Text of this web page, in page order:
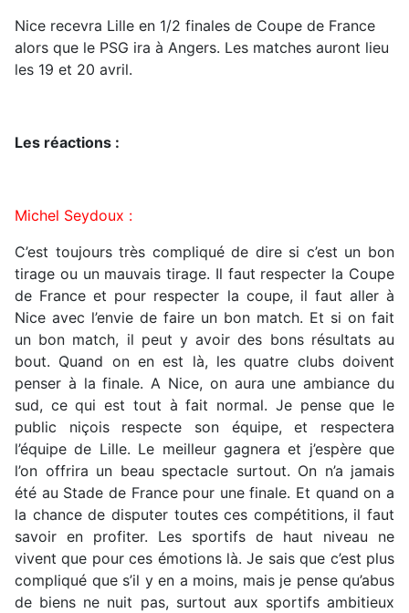
Nice recevra Lille en 1/2 finales de Coupe de France
alors que le PSG ira à Angers. Les matches auront lieu
les 19 et 20 avril.
Les réactions :
Michel Seydoux :
C’est toujours très compliqué de dire si c’est un bon
tirage ou un mauvais tirage. Il faut respecter la Coupe
de France et pour respecter la coupe, il faut aller à
Nice avec l’envie de faire un bon match. Et si on fait
un bon match, il peut y avoir des bons résultats au
bout. Quand on en est là, les quatre clubs doivent
penser à la finale. A Nice, on aura une ambiance du
sud, ce qui est tout à fait normal. Je pense que le
public niçois respecte son équipe, et respectera
l’équipe de Lille. Le meilleur gagnera et j’espère que
l’on offrira un beau spectacle surtout. On n’a jamais
été au Stade de France pour une finale. Et quand on a
la chance de disputer toutes ces compétitions, il faut
savoir en profiter. Les sportifs de haut niveau ne
vivent que pour ces émotions là. Je sais que c’est plus
compliqué que s’il y en a moins, mais je pense qu’abus
de biens ne nuit pas, surtout aux sportifs ambitieux